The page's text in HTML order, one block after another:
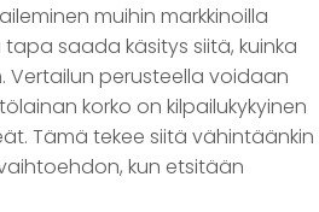
muihin markkinoilla
saada käsitys siitä, kuinka
Vertailun perusteella voidaan
korko on kilpailukykyinen
Tämä tekee siitä vähintäänkin
kun etsitään